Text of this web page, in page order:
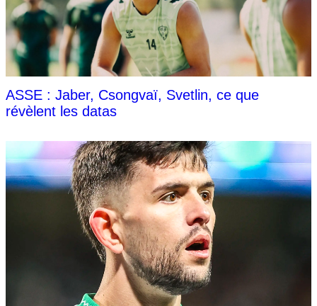
ASSE : Jaber, Csongvaï, Svetlin, ce que
révèlent les datas